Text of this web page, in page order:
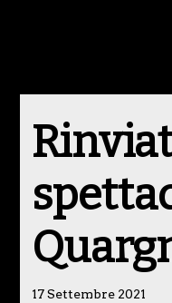
17 Settembre 2021